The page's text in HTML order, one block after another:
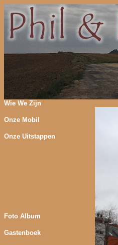
Wie We Zijn
Onze Mobil
Onze Uitstappen
Foto Album
Gastenboek